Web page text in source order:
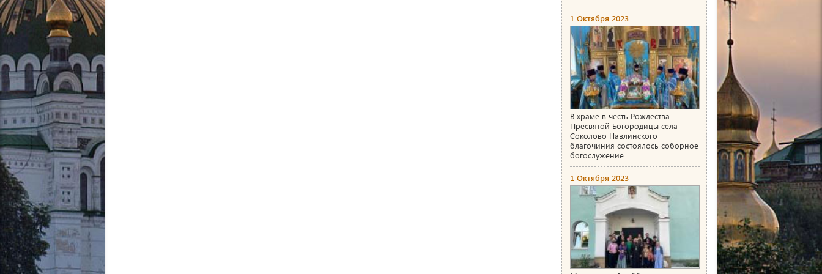
1 Октября 2023
В храме в честь Рождества
Пресвятой Богородицы села
Соколово Навлинского
благочиния состоялось соборное
богослужение
1 Октября 2023